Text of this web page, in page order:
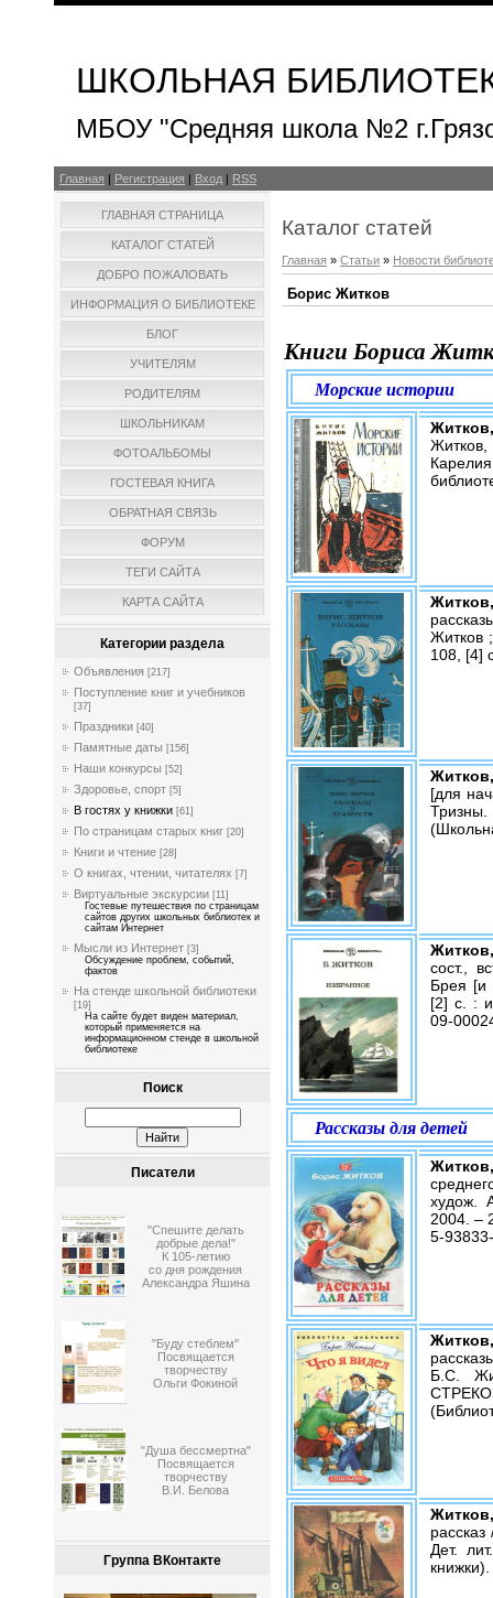
ШКОЛЬНАЯ
МБОУ "Средняя школа №2
Главная Регистрация Вход RSS
ГЛАВНАЯ СТРАНИЦА
КАТАЛОГ СТАТЕЙ
ДОБРО ПОЖАЛОВАТЬ
ИНФОРМАЦИЯ О БИБЛИОТЕКЕ
БЛОГ
УЧИТЕЛЯМ
РОДИТЕЛЯМ
ШКОЛЬНИКАМ
ФОТОАЛЬБОМЫ
ГОСТЕВАЯ КНИГА
ОБРАТНАЯ СВЯЗЬ
ФОРУМ
ТЕГИ САЙТА
КАРТА САЙТА
Категории раздела
Объявления [217]
Поступление книг и учебников
[37]
Праздники [40]
Памятные даты [156]
Наши конкурсы [52]
Здоровье, спорт [5]
В гостях у книжки [61]
По страницам старых книг [20]
Книги и чтение [28]
О книгах, чтении, читателях [7]
Виртуальные экскурсии [11]
Гостевые путешествия по страницам
сайтов других школьных библиотек и
сайтам Интернет
Мысли из Интернет [3]
Обсуждение проблем, событий,
фактов
На стенде школьной библиотеки
[19]
На сайте будет виден материал,
который применяется на
информационном стенде в школьной
библиотеке
Поиск
Писатели
"Спешите делать
добрые дела!"
К 105-летию
со дня рождения
Александра Яшина
"Буду стеблем"
Посвящается
творчеству
Ольги Фокиной
"Душа бессмертна"
Посвящается
творчеству
В.И. Белова
Группа ВКонтакте
Каталог статей
Главная » Статьи » Новости
Борис Житков
Книги Бориса
Морские истории
Житков,
Житков
108, [4]
[для
Тризны.
сост.,
Брея [и
[2] с. :
09-
Рассказы для детей
худож.
2004. –
5-
Б.С.
Дет.